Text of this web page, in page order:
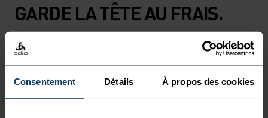
Consentement Détails À propos des cookies
GARDE LA TÊTE AU FRAIS.
À la fois légère et technique, cette visière est
fabriquée dans une matière ultralégère et très
extensible. Conçue pour courir, randonner et
pratiquer des activités en plein air, elle s’adresse